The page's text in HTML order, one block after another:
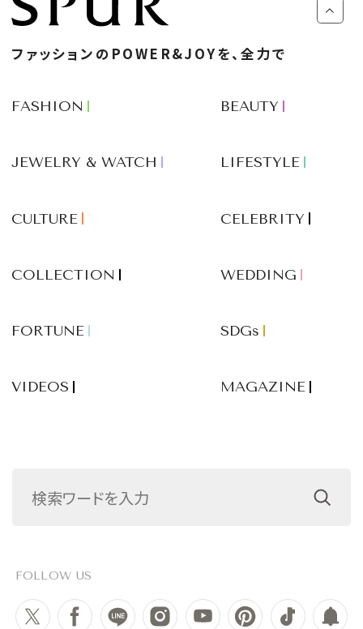
ファッションのPOWER&JOYを、全力で
FASHION BEAUTY
JEWELRY & WATCH LIFESTYLE
CULTURE CELEBRITY
COLLECTION WEDDING
FORTUNE SDGs
VIDEOS MAGAZINE
FOLLOW US